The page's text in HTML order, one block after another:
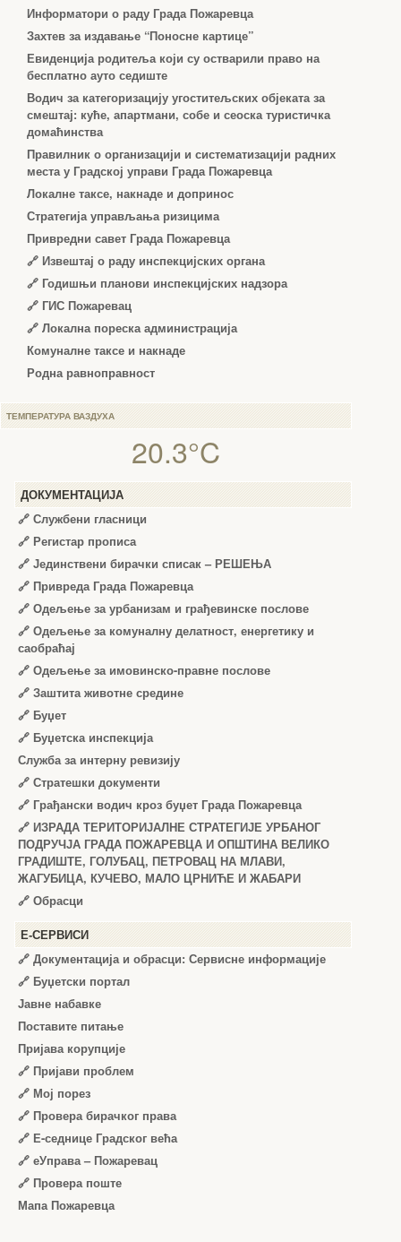
Информатори о раду Града Пожаревца
Захтев за издавање “Поносне картице”
Евиденција родитеља који су остварили право на
бесплатно ауто седиште
Водич за категоризацију угоститељских објеката за
смештај: куће, апартмани, собе и сеоска туристичка
домаћинства
Правилник о организацији и систематизацији радних
места у Градској управи Града Пожаревца
Локалне таксе, накнаде и допринос
Стратегија управљања ризицима
Привредни савет Града Пожаревца
🔗 Извештај о раду инспекцијских органа
🔗 Годишњи планови инспекцијских надзора
🔗 ГИС Пожаревац
🔗 Локална пореска администрација
Комуналне таксе и накнаде
Родна равноправност
ТЕМПЕРАТУРА ВАЗДУХА
20.3°C
ДОКУМЕНТАЦИЈА
🔗 Службени гласници
🔗 Регистар прописа
🔗 Јединствени бирачки списак – РЕШЕЊА
🔗 Привреда Града Пожаревца
🔗 Одељење за урбанизам и грађевинске послове
🔗 Одељење за комуналну делатност, енергетику и
саобраћај
🔗 Одељење за имовинско-правне послове
🔗 Заштита животне средине
🔗 Буџет
🔗 Буџетска инспекција
Служба за интерну ревизију
🔗 Стратешки документи
🔗 Грађански водич кроз буџет Града Пожаревца
🔗 ИЗРАДА ТЕРИТОРИЈАЛНЕ СТРАТЕГИЈЕ УРБАНОГ
ПОДРУЧЈА ГРАДА ПОЖАРЕВЦА И ОПШТИНА ВЕЛИКО
ГРАДИШТЕ, ГОЛУБАЦ, ПЕТРОВАЦ НА МЛАВИ,
ЖАГУБИЦА, КУЧЕВО, МАЛО ЦРНИЋЕ И ЖАБАРИ
🔗 Обрасци
Е-СЕРВИСИ
🔗 Документација и обрасци: Сервисне информације
🔗 Буџетски портал
Јавне набавке
Поставите питање
Пријава корупције
🔗 Пријави проблем
🔗 Мој порез
🔗 Провера бирачког права
🔗 Е-седнице Градског већа
🔗 еУправа – Пожаревац
🔗 Провера поште
Мапа Пожаревца